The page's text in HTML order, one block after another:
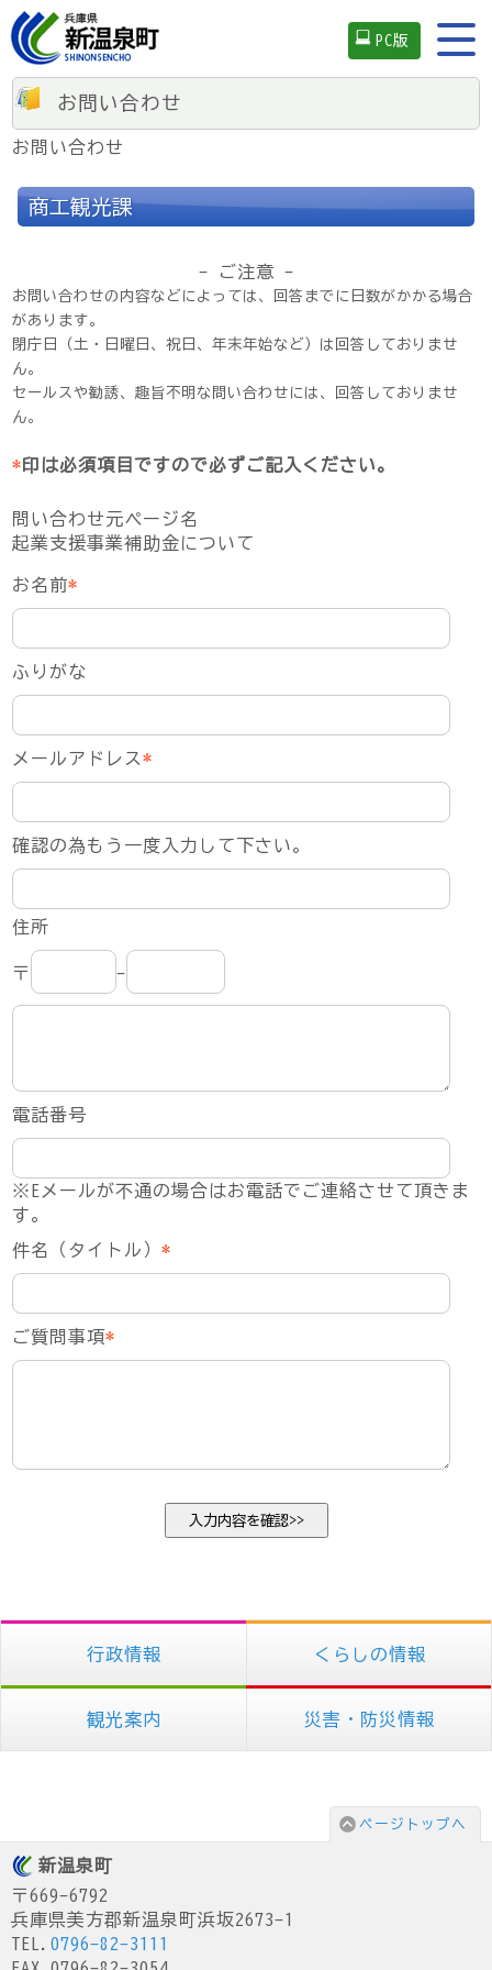
PC版
お問い合わせ
お問い合わせ
商工観光課
- ご注意 -
お問い合わせの内容などによっては、回答までに日数がかかる場合
があります。
閉庁日（土・日曜日、祝日、年末年始など）は回答しておりませ
ん。
セールスや勧誘、趣旨不明な問い合わせには、回答しておりませ
ん。
*印は必須項目ですので必ずご記入ください。
問い合わせ元ページ名
起業支援事業補助金について
お名前*
ふりがな
メールアドレス*
確認の為もう一度入力して下さい。
住所
〒 -
電話番号
※Eメールが不通の場合はお電話でご連絡させて頂きま
す。
件名（タイトル）*
ご質問事項*
行政情報 くらしの情報
観光案内 災害・防災情報
ページトップへ
新温泉町
〒669-6792
兵庫県美方郡新温泉町浜坂2673-1
TEL. 0796-82-3111